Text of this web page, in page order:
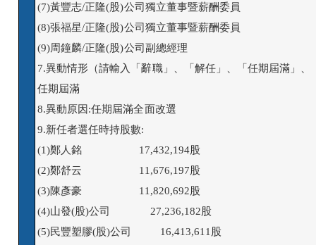
(7)黃豐志/正隆(股)公司獨立董事暨薪酬委員
(8)張福星/正隆(股)公司獨立董事暨薪酬委員
(9)周鐘麟/正隆(股)公司副總經理
7.異動情形（請輸入「辭職」、「解任」、「任期屆滿」、
任期屆滿
8.異動原因:任期屆滿全面改選
9.新任者選任時持股數:
(1)鄭人銘                    17,432,194股
(2)鄭舒云                    11,676,197股
(3)陳彥豪                    11,820,692股
(4)山發(股)公司              27,236,182股
(5)民豐塑膠(股)公司          16,413,611股